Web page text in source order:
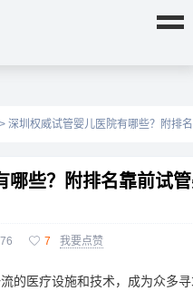
> 深圳权威试管婴儿医院有哪些？附排
哪些？附排名靠前试
 7 我要点赞
的医疗设施和技术，成为众多